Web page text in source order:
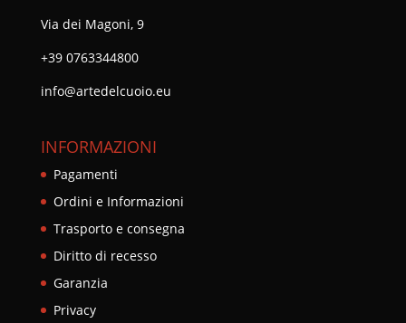
Via dei Magoni, 9
+39 0763344800
info@artedelcuoio.eu
INFORMAZIONI
Pagamenti
Ordini e Informazioni
Trasporto e consegna
Diritto di recesso
Garanzia
Privacy